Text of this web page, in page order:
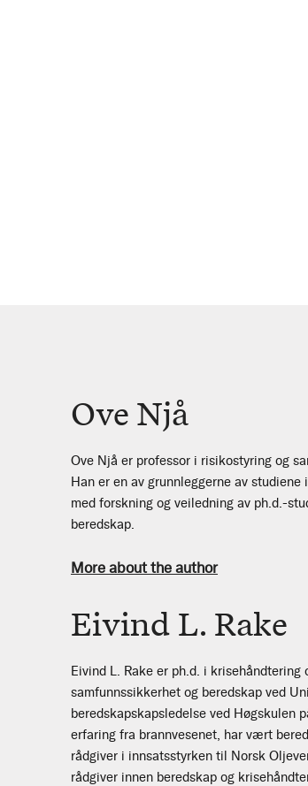
Ove Njå
Ove Njå er professor i risikostyring og
Han er en av grunnleggerne av
med forskning og veiledning av ph.d.-
beredskap.
More about the author
Eivind L. Rake
Eivind L. Rake er ph.d. i
samfunnssikkerhet og beredskap ved
beredskapskapsledelse ved Høgskulen
erfaring fra brannvesenet, har vært
rådgiver i innsatsstyrken til Norsk
rådgiver innen beredskap og